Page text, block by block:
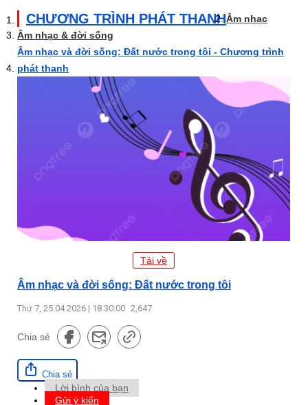
CHƯƠNG TRÌNH PHÁT THANHÂm nhạc
Âm nhạc & đời sống
Âm nhạc và đời sống: Đất nước trong tôi - Chương trình
phát thanh
Tải về
Âm nhạc và đời sống: Đất nước trong tôi
Thứ 7, 25.04.2026 | 18:30:00 2,647
Chia sẻ
Chia sẻ
Lời bình của bạn
Gửi ý kiến